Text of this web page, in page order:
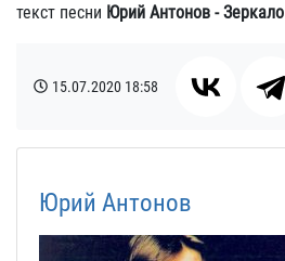
текст песни Юрий Антонов - Зеркало
15.07.2020 18:58
Юрий Антонов